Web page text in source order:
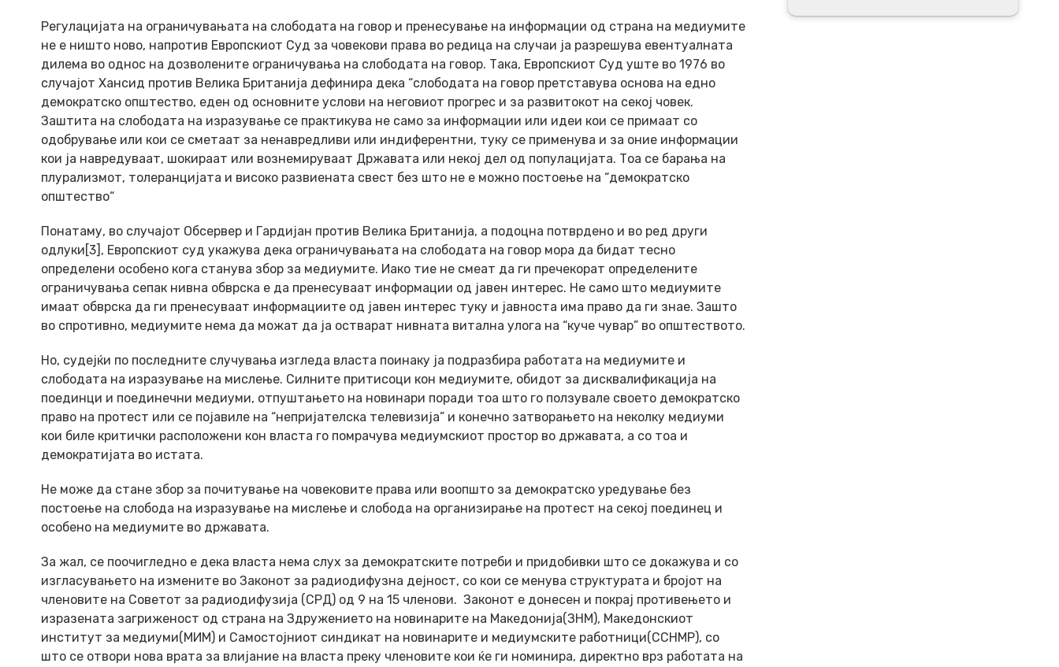
Регулацијата на ограничувањата на слободата на говор и пренесување на информации од страна на медиумите
не е ништо ново, напротив Европскиот Суд за човекови права во редица на случаи ја разрешува евентуалната
дилема во однос на дозволените ограничувања на слободата на говор. Така, Европскиот Суд уште во 1976 во
случајот Хансид против Велика Британија дефинира дека “слободата на говор претставува основа на едно
демократско општество, еден од основните услови на неговиот прогрес и за развитокот на секој човек.
Заштита на слободата на изразување се практикува не само за информации или идеи кои се примаат со
одобрување или кои се сметаат за ненавредливи или индиферентни, туку се применува и за оние информации
кои ја навредуваат, шокираат или вознемируваат Државата или некој дел од популацијата. Тоа се барања на
плурализмот, толеранцијата и високо развиената свест без што не е можно постоење на “демократско
општество“
Понатаму, во случајот Обсервер и Гардијан против Велика Британија, а подоцна потврдено и во ред други
одлуки[3], Европскиот суд укажува дека ограничувањата на слободата на говор мора да бидат тесно
определени особено кога станува збор за медиумите. Иако тие не смеат да ги пречекорат определените
ограничувања сепак нивна обврска е да пренесуваат информации од јавен интерес. Не само што медиумите
имаат обврска да ги пренесуваат информациите од јавен интерес туку и јавноста има право да ги знае. Зашто
во спротивно, медиумите нема да можат да ја остварат нивната витална улога на “куче чувар” во општеството.
Но, судејќи по последните случувања изгледа власта поинаку ја подразбира работата на медиумите и
слободата на изразување на мислење. Силните притисоци кон медиумите, обидот за дисквалификација на
поединци и поединечни медиуми, отпуштањето на новинари поради тоа што го ползувале своето демократско
право на протест или се појавиле на “непријателска телевизија” и конечно затворањето на неколку медиуми
кои биле критички расположени кон власта го помрачува медиумскиот простор во државата, а со тоа и
демократијата во истата.
Не може да стане збор за почитување на човековите права или воопшто за демократско уредување без
постоење на слобода на изразување на мислење и слобода на организирање на протест на секој поединец и
особено на медиумите во државата.
За жал, се поочигледно е дека власта нема слух за демократските потреби и придобивки што се докажува и со
изгласувањето на измените во Законот за радиодифузна дејност, со кои се менува структурата и бројот на
членовите на Советот за радиодифузија (СРД) од 9 на 15 членови. Законот е донесен и покрај противењето и
изразената загриженост од страна на Здружението на новинарите на Македонија(ЗНМ), Македонскиот
институт за медиуми(МИМ) и Самостојниот синдикат на новинарите и медиумските работници(ССНМР), со
што се отвори нова врата за влијание на власта преку членовите кои ќе ги номинира, директно врз работата на